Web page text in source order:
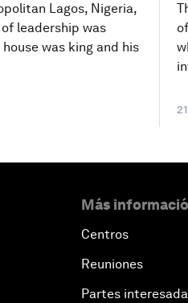
Lagos, Nigeria,
leadership was
was king and his
Más
Centros
Reuniones
Partes